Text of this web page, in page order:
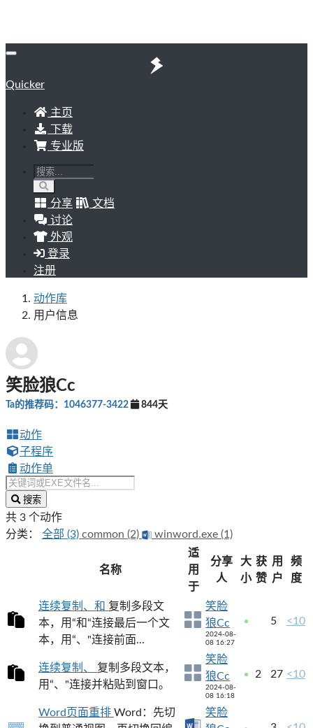
Quicker
主页
下载
专业版
分享
文档
讨论
外观
登录
注册
动作库
用户信息
笑脸狼Cc
Ta的推荐码：1046377-3422 844天
动作
子程序
动作单
搜索
共 3 个动作
分类：
全部 (3) common (2) winword.exe (1)
名称
适
用
于
分享
人
大
小
获
赞
用
户
频
度
连续复制、和 复制多段文
本，用“和“连接最后一个文
本，用“、"连接前面...
笑脸
狼Cc
2024-08-
08 16:27
5 <10
连续复制、 复制多段文本，
用“、"连接并粘贴到窗口。
笑脸
狼Cc
2024-08-
08 16:18
2 27 <10
Word页面重排 Word：先切
笑脸